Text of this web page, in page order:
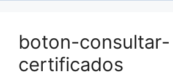
boton-consultar-
certificados